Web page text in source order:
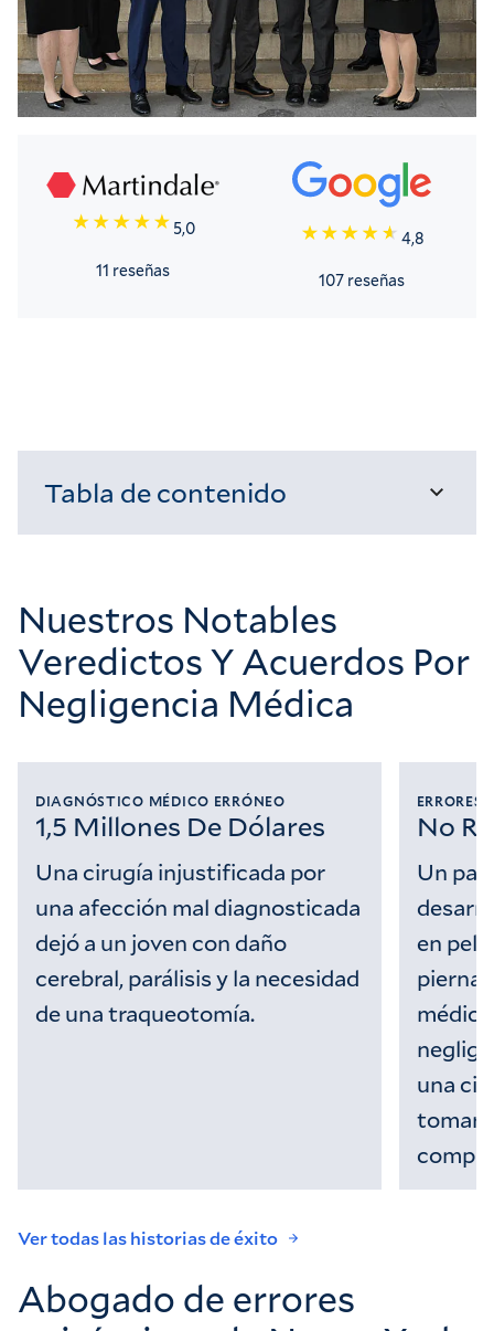
5,0
11 reseñas
4,8
107 reseñas
Tabla de contenido
Nuestros Notables
Veredictos Y Acuerdos Por
Negligencia Médica
DIAGNÓSTICO MÉDICO ERRÓNEO
1,5 Millones De Dólares
Una cirugía injustificada por
una afección mal diagnosticada
dejó a un joven con daño
cerebral, parálisis y la necesidad
de una traqueotomía.
ERRORES
No
Un
en
pierna
una
Ver todas las historias de éxito
Abogado de errores